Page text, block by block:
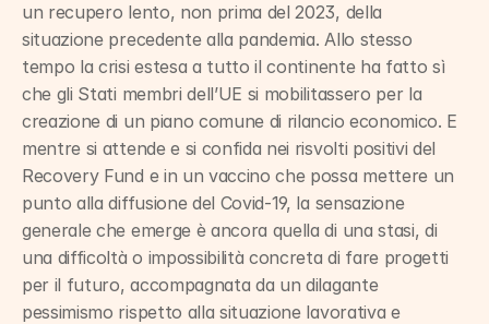
un recupero lento, non prima del 2023, della
situazione precedente alla pandemia. Allo stesso
tempo la crisi estesa a tutto il continente ha fatto sì
che gli Stati membri dell’UE si mobilitassero per la
creazione di un piano comune di rilancio economico. E
mentre si attende e si confida nei risvolti positivi del
Recovery Fund e in un vaccino che possa mettere un
punto alla diffusione del Covid-19, la sensazione
generale che emerge è ancora quella di una stasi, di
una difficoltà o impossibilità concreta di fare progetti
per il futuro, accompagnata da un dilagante
pessimismo rispetto alla situazione lavorativa e